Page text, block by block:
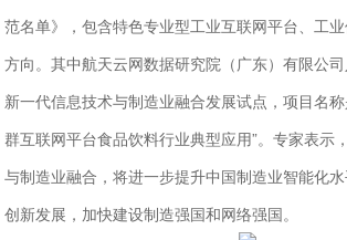
范名单》，包含特色专业型工业互联网平台、工
方向。其中航天云网数据研究院（广东）有限公
新一代信息技术与制造业融合发展试点，项目名
群互联网平台食品饮料行业典型应用”。专家表示
与制造业融合，将进一步提升中国制造业智能化
创新发展，加快建设制造强国和网络强国。